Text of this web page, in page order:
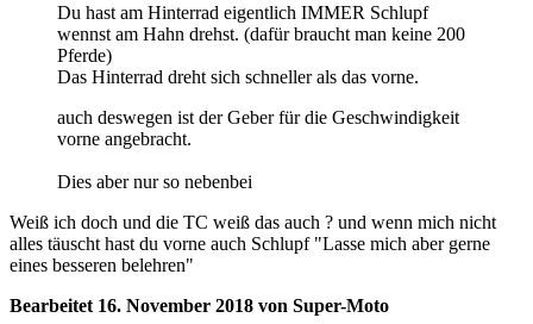
Du hast am Hinterrad eigentlich IMMER Schlupf
wennst am Hahn drehst. (dafür braucht man keine 200
Pferde)
Das Hinterrad dreht sich schneller als das vorne.
auch deswegen ist der Geber für die Geschwindigkeit
vorne angebracht.
Dies aber nur so nebenbei
Weiß ich doch und die TC weiß das auch ? und wenn mich nicht
alles täuscht hast du vorne auch Schlupf "Lasse mich aber gerne
eines besseren belehren"
Bearbeitet 16. November 2018 von Super-Moto